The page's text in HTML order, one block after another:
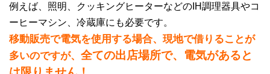
例えば、照明、クッキングヒーターなどのIH調理器具やコ
ーヒーマシン、冷蔵庫にも必要です。
移動販売で電気を使用する場合、現地で借りることが
多いのですが、 全ての出店場所で、電気があると